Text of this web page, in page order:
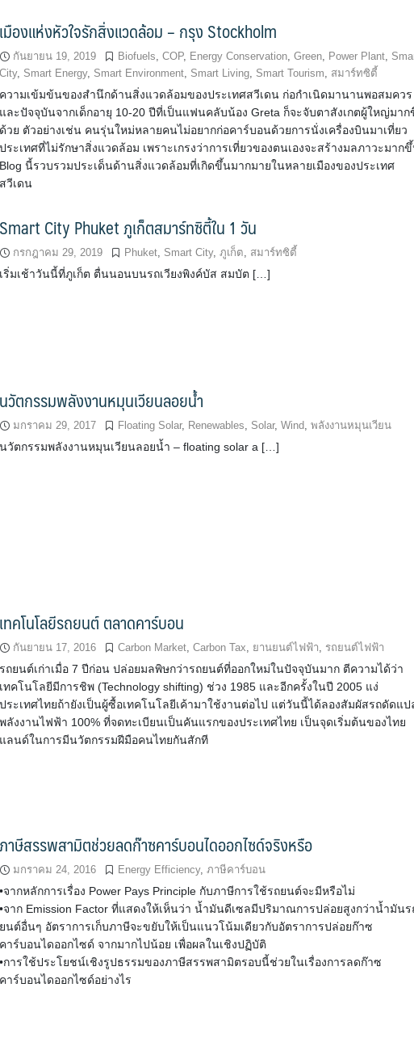
เมืองแห่งหัวใจรักสิ่งแวดล้อม – กรุง Stockholm
กันยายน 19, 2019 Biofuels,COP, Energy Conservation,Green, Power Plant,
City, Smart Energy, Smart Environment, Smart Living, Smart Tourism, สมาร์ทซิตี้
ความเข้มข้นของสำนึกด้านสิ่งแวดล้อมของประเทศสวีเดน ก่อกำเนิดมานานพอสมควร
และปัจจุบันจากเด็กอายุ 10-20 ปีที่เป็นแฟนคลับน้อง Greta ก็จะจับตาสังเกตผู้ใหญ่มา
ด้วย ตัวอย่างเช่น คนรุ่นใหม่หลายคนไม่อยากก่อคาร์บอนด้วยการนั่งเครื่องบินมาเที่ยว
ประเทศที่ไม่รักษาสิ่งแวดล้อม เพราะเกรงว่าการเที่ยวของตนเองจะสร้างมลภาวะมาก
Blog นี้รวบรวมประเด็นด้านสิ่งแวดล้อมที่เกิดขึ้นมากมายในหลายเมืองของประเทศ
สวีเดน
Smart City Phuket ภูเก็ตสมาร์ทซิตี้ใน 1 วัน
กรกฎาคม 29, 2019 Phuket, Smart City,ภูเก็ต, สมาร์ทซิตี้
เริ่มเช้าวันนี้ที่ภูเก็ต ตื่นนอนบนรถเวียงพิงค์บัส สมบัต […]
นวัตกรรมพลังงานหมุนเวียนลอยน้ำ
มกราคม 29, 2017 Floating Solar, Renewables Solar,Wind ,พลังงานหมุนเวียน
นวัตกรรมพลังงานหมุนเวียนลอยน้ำ – floating solar a […]
เทคโนโลยีรถยนต์ ตลาดคาร์บอน
กันยายน 17, 2016 Carbon Market ,Carbon Tax ยานยนต์ไฟฟ้า รถยนต์ไฟฟ้า
รถยนต์เก่าเมื่อ 7 ปีก่อน ปล่อยมลพิษกว่ารถยนต์ที่ออกใหม่ในปัจจุบันมาก ตีความได้ว่า
เทคโนโลยีมีการชิพ (Technology shifting) ช่วง 1985 และอีกครั้งในปี 2005 แง่
ประเทศไทยถ้ายังเป็นผู้ซื้อเทคโนโลยีเค้ามาใช้งานต่อไป แต่วันนี้ได้ลองสัมผัสรถดัดแป
พลังงานไฟฟ้า 100% ที่จดทะเบียนเป็นคันแรกของประเทศไทย เป็นจุดเริ่มต้นของไทย
แลนด์ในการมีนวัตกรรมฝีมือคนไทยกันสักที
ภาษีสรรพสามิตช่วยลดก๊าซคาร์บอนไดออกไซด์จริงหรือ
มกราคม 24, 2016 Energy Efficiency,ภาษีคาร์บอน
•จากหลักการเรื่อง Power Pays Principle กับภาษีการใช้รถยนต์จะมีหรือไม่
•จาก Emission Factor ที่แสดงให้เห็นว่า น้ำมันดีเซลมีปริมาณการปล่อยสูงกว่าน้ำมันร
ยนต์อื่นๆ อัตราการเก็บภาษีจะขยับให้เป็นแนวโน้มเดียวกับอัตราการปล่อยก๊าซ
คาร์บอนไดออกไซด์ จากมากไปน้อย เพื่อผลในเชิงปฏิบัติ
•การใช้ประโยชน์เชิงรูปธรรมของภาษีสรรพสามิตรอบนี้ช่วยในเรื่องการลดก๊าซ
คาร์บอนไดออกไซด์อย่างไร